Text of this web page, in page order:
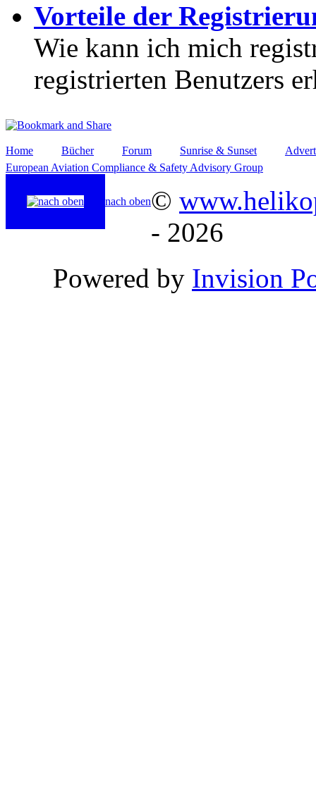
Vorteile der
Wie kann ich mich
registrierten Benutzers
Home Bücher Forum Sunrise & Sunset
European Aviation Compliance & Safety Advisory Group
nach oben©
- 2026
Powered by Invision